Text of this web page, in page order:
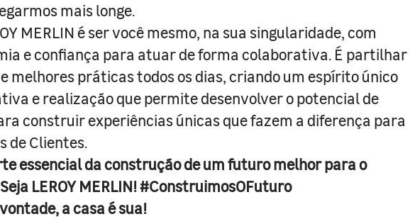
mais longe.
MERLIN é ser você mesmo, na sua singularidade, com
e confiança para atuar de forma colaborativa. É partilhar
melhores práticas todos os dias, criando um espírito único
e realização que permite desenvolver o potencial de
construir experiências únicas que fazem a diferença para
de Clientes.
essencial da construção de um futuro melhor para o
LEROY MERLIN! #ConstruimosOFuturo
a casa é sua!